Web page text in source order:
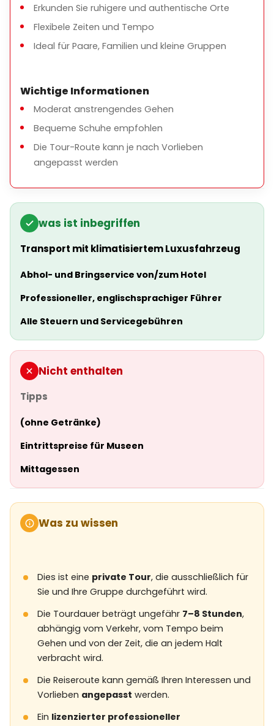
Erkunden Sie ruhigere und authentische Orte
Flexibele Zeiten und Tempo
Ideal für Paare, Familien und kleine Gruppen
Wichtige Informationen
Moderat anstrengendes Gehen
Bequeme Schuhe empfohlen
Die Tour-Route kann je nach Vorlieben
angepasst werden
was ist inbegriffen
Transport mit klimatisiertem Luxusfahrzeug
Abhol- und Bringservice von/zum Hotel
Professioneller, englischsprachiger Führer
Alle Steuern und Servicegebühren
Nicht enthalten
Tipps
(ohne Getränke)
Eintrittspreise für Museen
Mittagessen
Was zu wissen
Dies ist eine private Tour, die ausschließlich für
Sie und Ihre Gruppe durchgeführt wird.
Die Tourdauer beträgt ungefähr 7–8 Stunden,
abhängig vom Verkehr, vom Tempo beim
Gehen und von der Zeit, die an jedem Halt
verbracht wird.
Die Reiseroute kann gemäß Ihren Interessen und
Vorlieben angepasst werden.
Ein lizenzierter professioneller